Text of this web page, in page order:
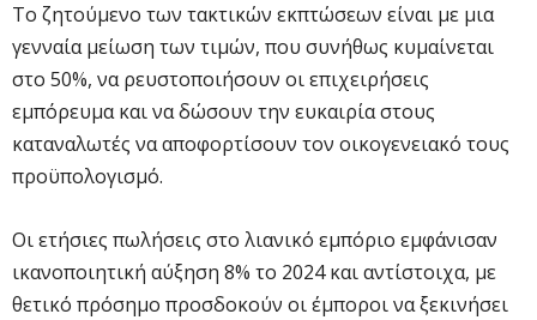
Το ζητούμενο των τακτικών εκπτώσεων είναι με μια
γενναία μείωση των τιμών, που συνήθως κυμαίνεται
στο 50%, να ρευστοποιήσουν οι επιχειρήσεις
εμπόρευμα και να δώσουν την ευκαιρία στους
καταναλωτές να αποφορτίσουν τον οικογενειακό τους
προϋπολογισμό.
Οι ετήσιες πωλήσεις στο λιανικό εμπόριο εμφάνισαν
ικανοποιητική αύξηση 8% το 2024 και αντίστοιχα, με
θετικό πρόσημο προσδοκούν οι έμποροι να ξεκινήσει